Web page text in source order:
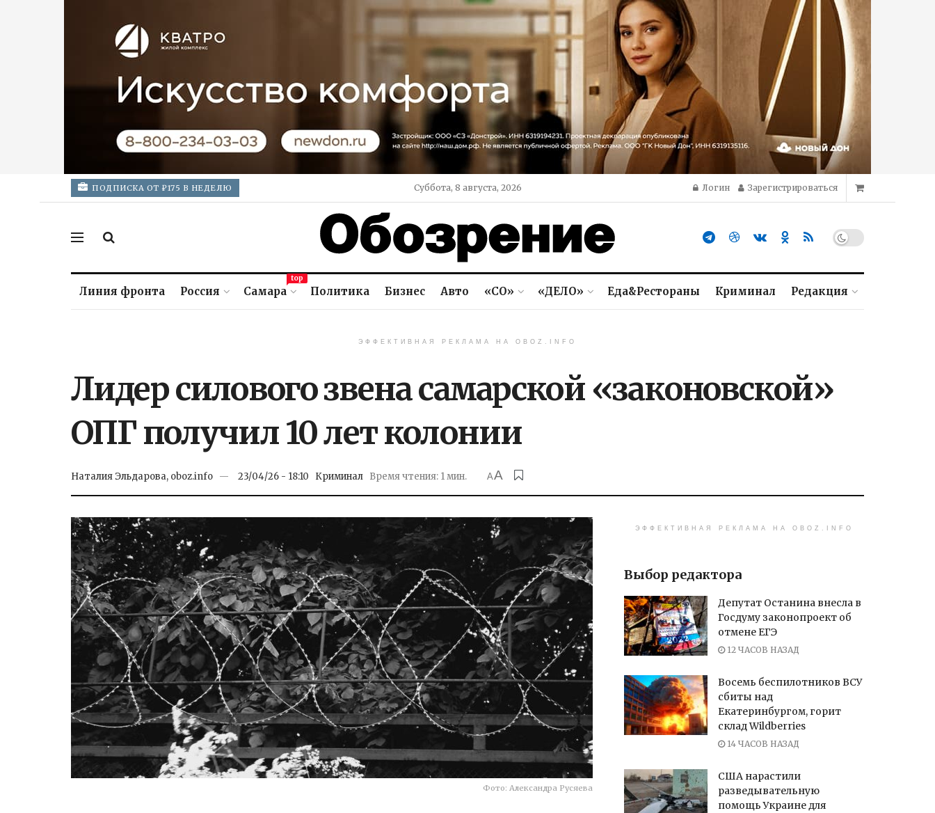
ПОДПИСКА ОТ ₽175 В НЕДЕЛЮ Суббота, 8 августа, 2026 Логин Зарегистрироваться
Линия фронта Россия Самара
top
Политика Бизнес Авто «СО» «ДЕЛО» Еда&Рестораны Криминал Редакция
ЭФФЕКТИВНАЯ РЕКЛАМА НА OBOZ.INFO
Лидер силового звена самарской «законовской»
ОПГ получил 10 лет колонии
Наталия Эльдарова, oboz.info 23/04/26 - 18:10 Криминал Время чтения: 1 мин. AA
Фото: Александра Русяева
ЭФФЕКТИВНАЯ РЕКЛАМА НА OBOZ.INFO
Выбор редактора
Депутат Останина внесла в
Госдуму законопроект об
отмене ЕГЭ
12 ЧАСОВ НАЗАД
Восемь беспилотников ВСУ
сбиты над
Екатеринбургом, горит
склад Wildberries
14 ЧАСОВ НАЗАД
США нарастили
разведывательную
помощь Украине для